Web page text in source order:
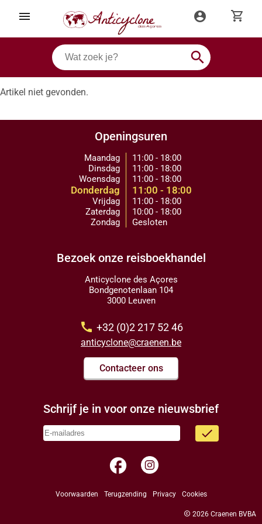
menu account_circle shopping_cart
search
Artikel niet gevonden.
Openingsuren
Maandag
Dinsdag
Woensdag
Donderdag
Vrijdag
Zaterdag
Zondag
11:00 - 18:00
11:00 - 18:00
11:00 - 18:00
11:00 - 18:00
11:00 - 18:00
10:00 - 18:00
Gesloten
Bezoek onze reisboekhandel
Anticyclone des Açores
Bondgenotenlaan 104
3000 Leuven
call +32 (0)2 217 52 46
anticyclone@craenen.be
Contacteer ons
Schrijf je in voor onze nieuwsbrief
done
facebook
Voorwaarden Terugzending Privacy Cookies
copyright 2026 Craenen BVBA